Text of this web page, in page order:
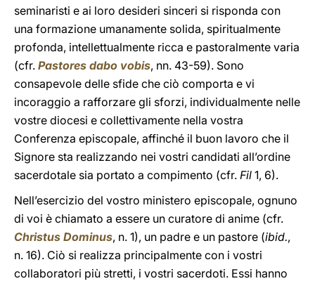
seminaristi e ai loro desideri sinceri si risponda con
una formazione umanamente solida, spiritualmente
profonda, intellettualmente ricca e pastoralmente varia
(cfr. Pastores dabo vobis, nn. 43-59). Sono
consapevole delle sfide che ciò comporta e vi
incoraggio a rafforzare gli sforzi, individualmente nelle
vostre diocesi e collettivamente nella vostra
Conferenza episcopale, affinché il buon lavoro che il
Signore sta realizzando nei vostri candidati all’ordine
sacerdotale sia portato a compimento (cfr. Fil 1, 6).
Nell’esercizio del vostro ministero episcopale, ognuno
di voi è chiamato a essere un curatore di anime (cfr.
Christus Dominus, n. 1), un padre e un pastore (ibid.,
n. 16). Ciò si realizza principalmente con i vostri
collaboratori più stretti, i vostri sacerdoti. Essi hanno